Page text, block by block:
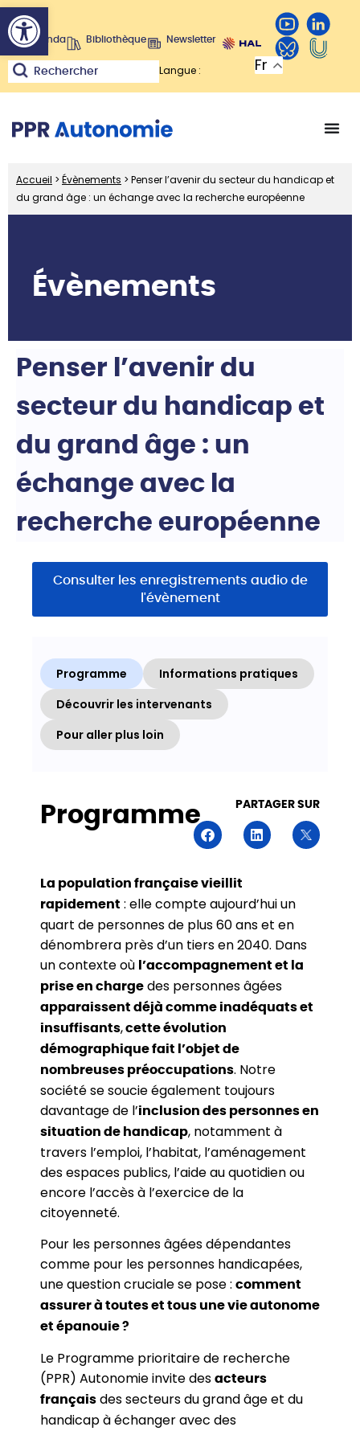
Ouvrir la barre d’outils
Agenda Bibliothèque Newsletter
Rechercher Langue : Fr
Accueil > Évènements > Penser l’avenir du secteur du handicap et
du grand âge : un échange avec la recherche européenne
Évènements
Penser l’avenir du
secteur du handicap et
du grand âge : un
échange avec la
recherche européenne
Consulter les enregistrements audio de
l'évènement
Programme
Informations pratiques
Découvrir les intervenants
Pour aller plus loin
Programme PARTAGER SUR
La population française vieillit
rapidement : elle compte aujourd’hui un
quart de personnes de plus 60 ans et en
dénombrera près d’un tiers en 2040. Dans
un contexte où l’accompagnement et la
prise en charge des personnes âgées
apparaissent déjà comme inadéquats et
insuffisants,cette évolution
démographique fait l’objet de
nombreuses préoccupations. Notre
société se soucie également toujours
davantage de l’inclusion des personnes en
situation de handicap, notamment à
travers l’emploi, l’habitat, l’aménagement
des espaces publics, l’aide au quotidien ou
encore l’accès à l’exercice de la
citoyenneté.
Pour les personnes âgées dépendantes
comme pour les personnes handicapées,
une question cruciale se pose : comment
assurer à toutes et tous une vie autonome
et épanouie ?
Le Programme prioritaire de recherche
(PPR) Autonomie invite des acteurs
français des secteurs du grand âge et du
handicap à échanger avec des